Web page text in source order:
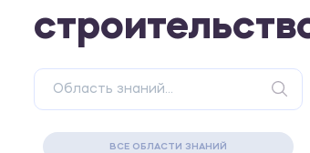
ВСЕ ОБЛАСТИ ЗНАНИЙ